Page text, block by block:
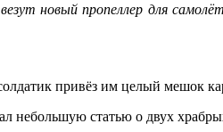
новый пропеллер для
привёз им целый мешок
небольшую статью о двух